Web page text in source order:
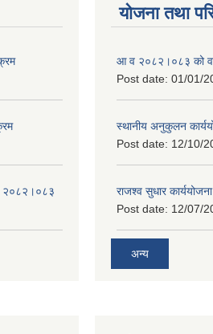
२०८२।०८३
योजना तथा
आ व २०८२।०८३ को
Post date: 01/01/
स्थानीय अनुकुलन
Post date: 12/10/
राजश्व सुधार
Post date: 12/07/
अन्य